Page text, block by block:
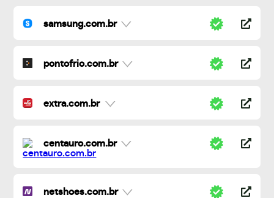
samsung.com.br
pontofrio.com.br
extra.com.br
centauro.com.br
netshoes.com.br